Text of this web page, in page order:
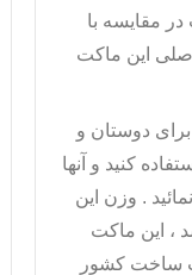
مقایسه با
1:32 هست . 2 درب اصلی این ماکت
دوستان و
کنید و آنها
. وزن این
می باشد ، این ماکت
ساخت کشور